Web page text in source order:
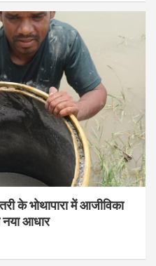
के भोथापारा में आजीविका
नया आधार